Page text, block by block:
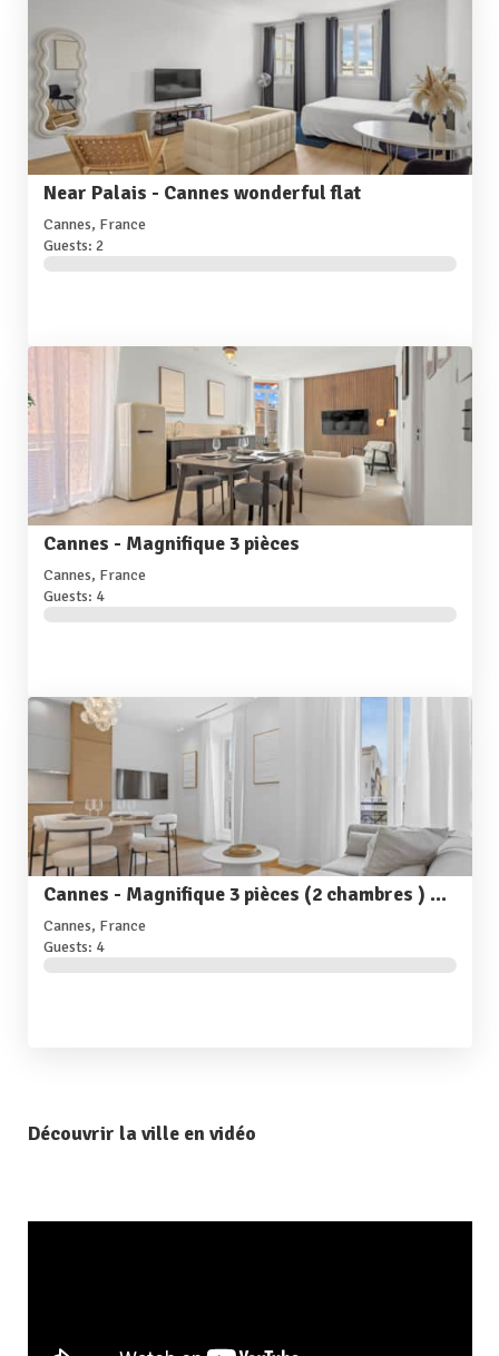
Near Palais - Cannes wonderful flat
Cannes, France
Guests: 2
Cannes - Magnifique 3 pièces
Cannes, France
Guests: 4
Cannes - Magnifique 3 pièces (2 chambres ) City center
Cannes, France
Guests: 4
Découvrir la ville en vidéo